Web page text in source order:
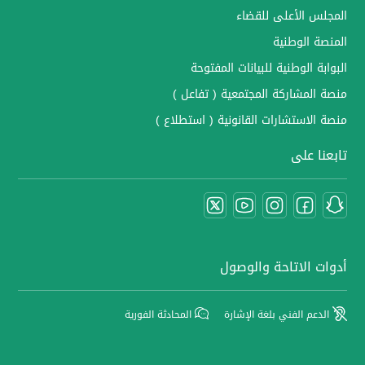
المجلس الأعلى للقضاء
المنصة الوطنية
البوابة الوطنية للبيانات المفتوحة
منصة المشاركة المجتمعية ( تفاعل )
منصة الاستشارات القانونية ( استطلاع )
تابعنا على
أدوات الاتاحة والوصول
الدعم الفني بلغة الإشارة المحادثة الفورية